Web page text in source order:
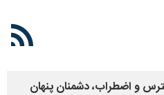
و اضطراب، دشمنان پنهان